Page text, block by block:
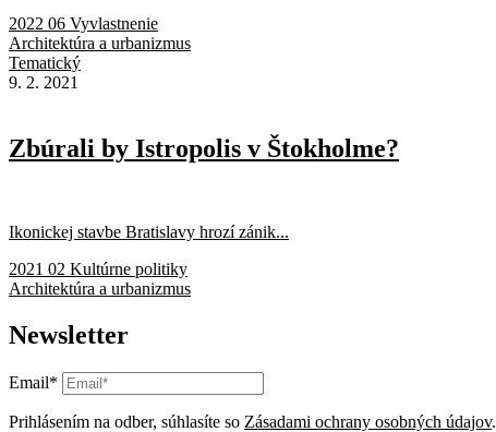
2022 06 Vyvlastnenie
Architektúra a urbanizmus
Tematický
9. 2. 2021
Zbúrali by Istropolis v Štokholme?
Ikonickej stavbe Bratislavy hrozí zánik...
2021 02 Kultúrne politiky
Architektúra a urbanizmus
Newsletter
Email*
Prihlásením na odber, súhlasíte so Zásadami ochrany osobných údajov.